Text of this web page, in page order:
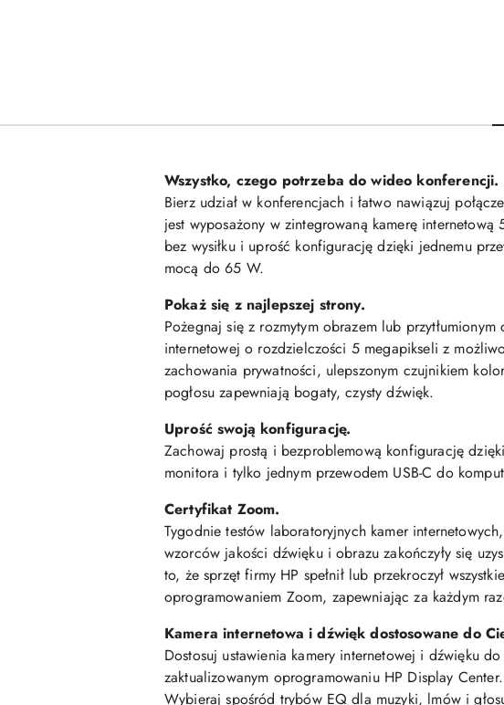
Wszystko, czego potrzeba do wideo konferencji.
Bierz udział w konferencjach i łatwo nawiązuj
jest wyposażony w zintegrowaną kamerę
bez wysiłku i uprość konfigurację dzięki jednemu
mocą do 65 W.
Pokaż się z najlepszej strony.
Pożegnaj się z rozmytym obrazem lub
internetowej o rozdzielczości 5 megapikseli z
zachowania prywatności, ulepszonym czujnikiem
pogłosu zapewniają bogaty, czysty dźwięk.
Uprość swoją konfigurację.
Zachowaj prostą i bezproblemową konfigurację
monitora i tylko jednym przewodem USB-C do
Certyfikat Zoom.
Tygodnie testów laboratoryjnych kamer
wzorców jakości dźwięku i obrazu zakończyły się
to, że sprzęt firmy HP spełnił lub przekroczył
oprogramowaniem Zoom, zapewniając za każdym
Kamera internetowa i dźwięk dostosowane do
Dostosuj ustawienia kamery internetowej i dźwięku
zaktualizowanym oprogramowaniu HP Display
Wybieraj spośród trybów EQ dla muzyki, lmów i